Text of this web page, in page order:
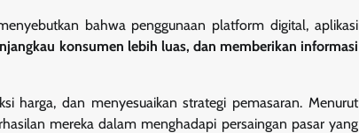
bahwa penggunaan platform digital, aplikasi
konsumen lebih luas, dan memberikan informasi
harga, dan menyesuaikan strategi pemasaran. Menurut
mereka dalam menghadapi persaingan pasar yang